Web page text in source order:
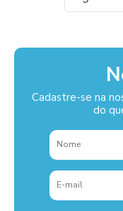
Cadastre-se na
do